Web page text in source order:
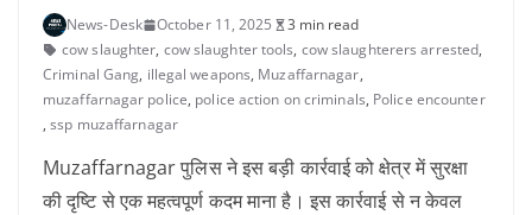
News-Desk October 11, 2025
3 min read
cow slaughter, cow slaughter tools, cow slaughterers arrested,
Criminal Gang, illegal weapons, Muzaffarnagar,
muzaffarnagar police, police action on criminals, Police encounter
,ssp muzaffarnagar
Muzaffarnagar पुलिस ने इस बड़ी कार्रवाई को क्षेत्र में सुरक्षा
की दृष्टि से एक महत्वपूर्ण कदम माना है। इस कार्रवाई से न केवल